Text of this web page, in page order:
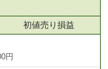
初値売り損益
円